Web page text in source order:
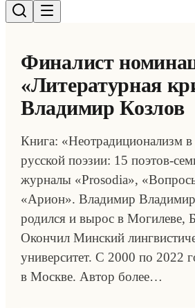
Финалист
«Литературная
Владимир Козлов
Книга: «Неотрадиционализм
русской поэзии: 15 поэтов-
журналы «Prosodia»,
«Арион». Владимир
родился и вырос в Могилеве,
Окончил Минский
университет. С 2000 по 2022
в Москве. Автор более…